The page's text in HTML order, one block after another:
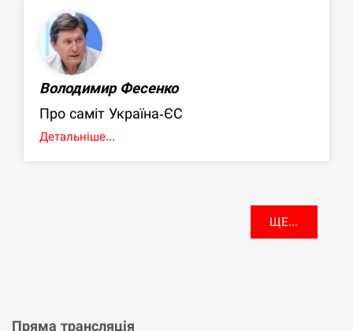
Володимир Фесенко
Про саміт Україна-ЄС
Детальніше...
ЩЕ...
Пряма трансляція